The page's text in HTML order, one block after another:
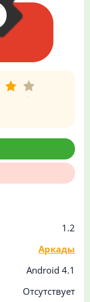
1.2
Аркады
Android 4.1
Отсутствует